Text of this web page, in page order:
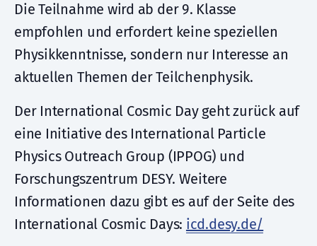
Die Teilnahme wird ab der 9. Klasse
empfohlen und erfordert keine speziellen
Physikkenntnisse, sondern nur Interesse an
aktuellen Themen der Teilchenphysik.
Der International Cosmic Day geht zurück auf
eine Initiative des International Particle
Physics Outreach Group (IPPOG) und
Forschungszentrum DESY. Weitere
Informationen dazu gibt es auf der Seite des
International Cosmic Days: icd.desy.de/